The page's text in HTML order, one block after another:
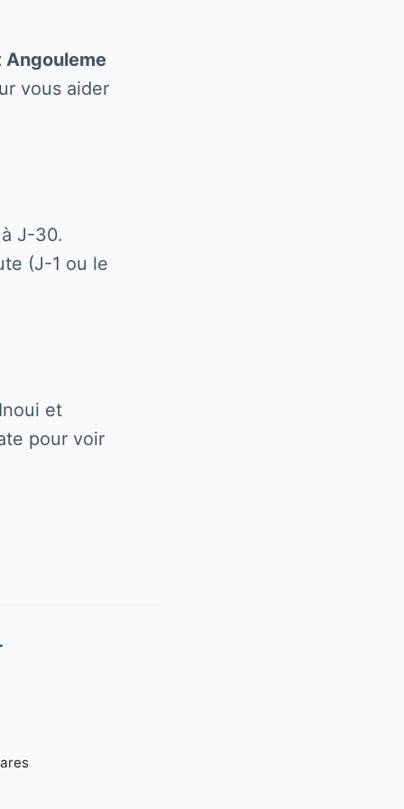
Angouleme
vous aider
J-30.
(J-1 ou le
et
pour voir